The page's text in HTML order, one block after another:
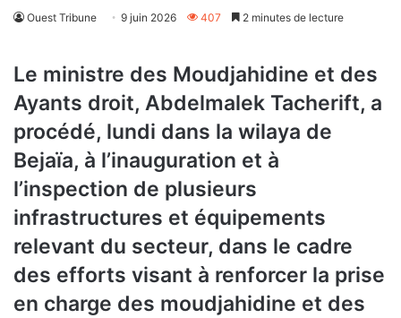
Ouest Tribune 9 juin 2026 407 2 minutes de lecture
Le ministre des Moudjahidine et des
Ayants droit, Abdelmalek Tacherift, a
procédé, lundi dans la wilaya de
Bejaïa, à l’inauguration et à
l’inspection de plusieurs
infrastructures et équipements
relevant du secteur, dans le cadre
des efforts visant à renforcer la prise
en charge des moudjahidine et des